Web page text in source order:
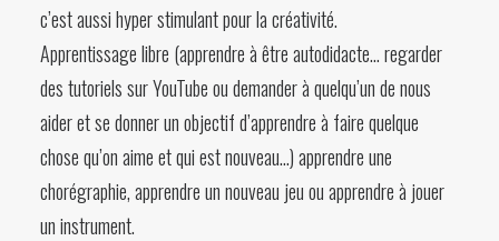
c’est aussi hyper stimulant pour la créativité.
Apprentissage libre (apprendre à être autodidacte… regarder
des tutoriels sur YouTube ou demander à quelqu’un de nous
aider et se donner un objectif d’apprendre à faire quelque
chose qu’on aime et qui est nouveau…) apprendre une
chorégraphie, apprendre un nouveau jeu ou apprendre à jouer
un instrument.